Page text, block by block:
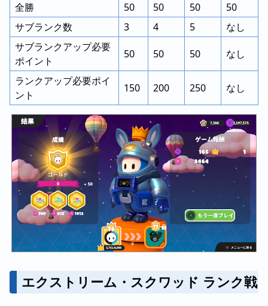
全勝 50 50 50
50
サブランク数
3 4 5
なし
サブランクアップ必要
ポイント
50 50 50 なし
ランクアップ必要ポイ
ント
150 200 250 なし
エクストリーム・スクワッド ランク戦